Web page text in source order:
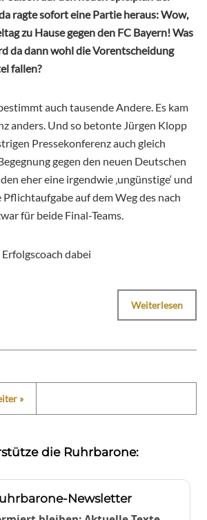
ragte sofort eine Partie heraus: Wow,
zu Hause gegen den FC Bayern! Was
da dann wohl die Vorentscheidung
fallen?
auch tausende Andere. Es kam
anders. Und so betonte Jürgen Klopp
Pressekonferenz auch gleich
gegen den neuen Deutschen
eher eine irgendwie ‚ungünstige‘ und
auf dem Weg des nach
für beide Final-Teams.
dabei
Weiterlesen
»
die Ruhrbarone:
Newsletter